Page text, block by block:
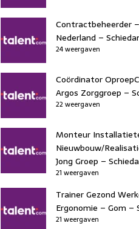
Contractbeheerder
Nederland –
24 weergaven
Coördinator
Argos Zorggroep –
22 weergaven
Monteur
Nieuwbouw/
Jong Groep –
21 weergaven
Trainer Gezond
Ergonomie – Gom –
21 weergaven